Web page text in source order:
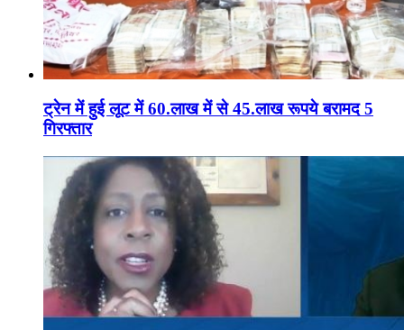
ट्रेन में हुई लूट में 60.लाख में से 45.लाख रूपये बरामद 5
गिरफ्तार